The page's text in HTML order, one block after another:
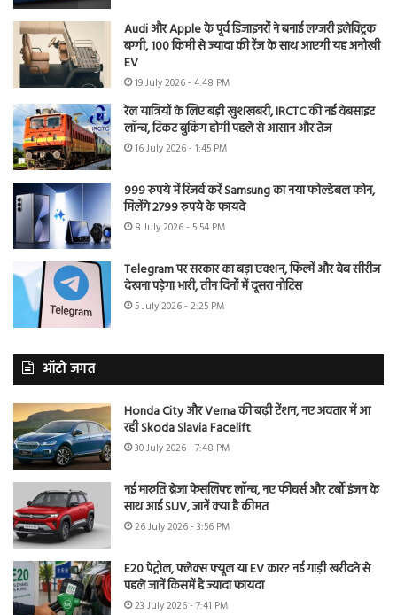
Audi और Apple के पूर्व डिजाइनरों ने बनाई लग्जरी इलेक्ट्रिक
बग्गी, 100 किमी से ज्यादा की रेंज के साथ आएगी यह अनोखी
EV
19 July 2026 - 4:48 PM
रेल यात्रियों के लिए बड़ी खुशखबरी, IRCTC की नई वेबसाइट
लॉन्च, टिकट बुकिंग होगी पहले से आसान और तेज
16 July 2026 - 1:45 PM
999 रुपये में रिजर्व करें Samsung का नया फोल्डेबल फोन,
मिलेंगे 2799 रुपये के फायदे
8 July 2026 - 5:54 PM
Telegram पर सरकार का बड़ा एक्शन, फिल्में और वेब सीरीज
देखना पड़ेगा भारी, तीन दिनों में दूसरा नोटिस
5 July 2026 - 2:25 PM
ऑटो जगत
Honda City और Verna की बढ़ी टेंशन, नए अवतार में आ
रही Skoda Slavia Facelift
30 July 2026 - 7:48 PM
नई मारुति ब्रेजा फेसलिफ्ट लॉन्च, नए फीचर्स और टर्बो इंजन के
साथ आई SUV, जानें क्या है कीमत
26 July 2026 - 3:56 PM
E20 पेट्रोल, फ्लेक्स फ्यूल या EV कार? नई गाड़ी खरीदने से
पहले जानें किसमें है ज्यादा फायदा
23 July 2026 - 7:41 PM